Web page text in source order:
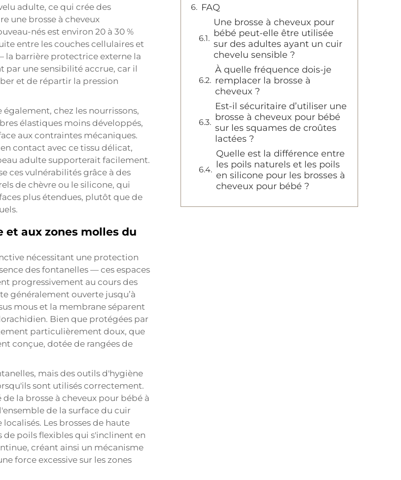
adulte, ce qui crée des
une brosse à cheveux
nés est environ 20 à 30 %
entre les couches cellulaires et
barrière protectrice externe la
par une sensibilité accrue, car il
et de répartir la pression
chez les nourrissons,
élastiques moins développés,
aux contraintes mécaniques.
contact avec ce tissu délicat,
adulte supporterait facilement.
ces vulnérabilités grâce à des
de chèvre ou le silicone, qui
plus étendues, plutôt que de
aux zones molles du
nécessitant une protection
des fontanelles — ces espaces
progressivement au cours des
généralement ouverte jusqu’à
mous et la membrane séparent
Bien que protégées par
particulièrement doux, que
conçue, dotée de rangées de
mais des outils d'hygiène
sont utilisés correctement.
la brosse à cheveux pour bébé à
de la surface du cuir
Les brosses de haute
poils flexibles qui s'inclinent en
créant ainsi un mécanisme
force excessive sur les zones
FAQ
Une brosse à cheveux pour
bébé peut-elle être utilisée
sur des adultes ayant un cuir
chevelu sensible ?
À quelle fréquence dois-je
remplacer la brosse à
cheveux ?
Est-il sécuritaire d’utiliser une
brosse à cheveux pour bébé
sur les squames de croûtes
lactées ?
Quelle est la différence entre
les poils naturels et les poils
en silicone pour les brosses à
cheveux pour bébé ?